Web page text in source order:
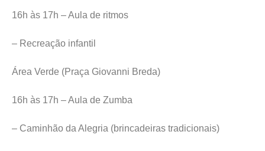
16h às 17h – Aula de ritmos
– Recreação infantil
Área Verde (Praça Giovanni Breda)
16h às 17h – Aula de Zumba
– Caminhão da Alegria (brincadeiras tradicionais)